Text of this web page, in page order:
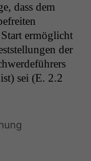
dass dem
ermöglicht
der
sei (E. 2.2